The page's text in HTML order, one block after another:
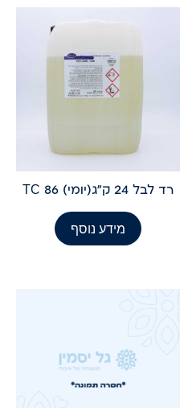
רד לבל 24 ק"ג(יומי) TC 86
מידע נוסף